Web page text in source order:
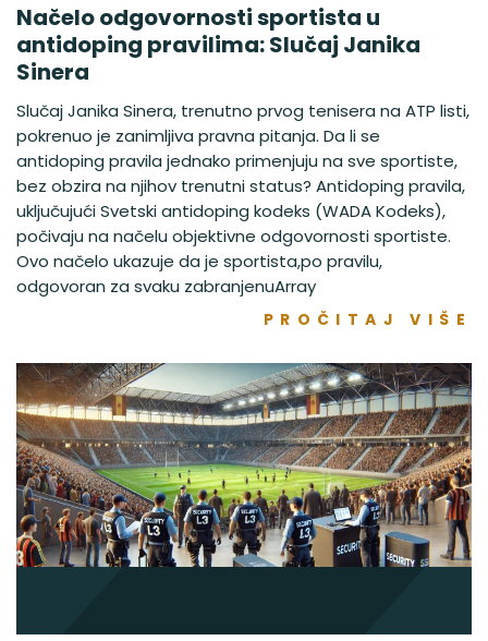
Načelo odgovornosti sportista u
antidoping pravilima: Slučaj Janika
Sinera
Slučaj Janika Sinera, trenutno prvog tenisera na ATP listi,
pokrenuo je zanimljiva pravna pitanja. Da li se
antidoping pravila jednako primenjuju na sve sportiste,
bez obzira na njihov trenutni status? Antidoping pravila,
uključujući Svetski antidoping kodeks (WADA Kodeks),
počivaju na načelu objektivne odgovornosti sportiste.
Ovo načelo ukazuje da je sportista,po pravilu,
odgovoran za svaku zabranjenuArray
PROČITAJ VIŠE